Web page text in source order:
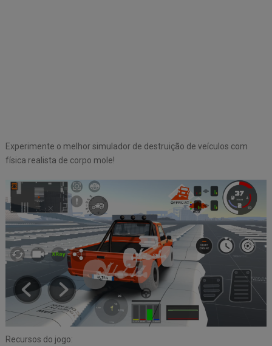
Experimente o melhor simulador de destruição de veículos com
física realista de corpo mole!
Recursos do jogo: